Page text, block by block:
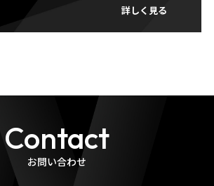
詳しく見る
Contact
お問い合わせ